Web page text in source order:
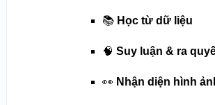
📚 Học từ dữ liệu
🧠 Suy luận & ra
👀 Nhận diện hình